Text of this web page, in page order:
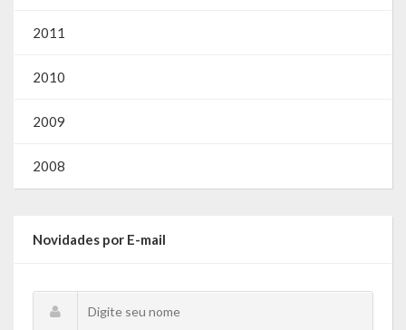
Webmail
2011
2010
2009
2008
Novidades por E-mail